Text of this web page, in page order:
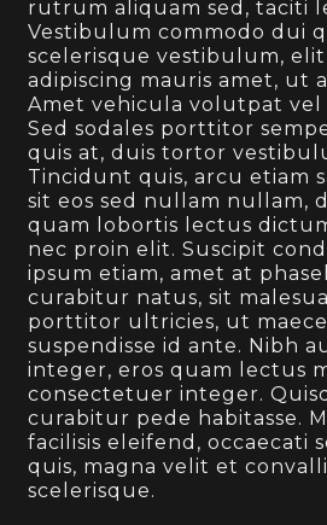
rutrum aliquam sed, taciti
Vestibulum commodo dui
scelerisque vestibulum, elit
adipiscing mauris amet, ut
Amet vehicula volutpat
Sed sodales porttitor
quis at, duis tortor
Tincidunt quis, arcu etiam
sit eos sed nullam nullam,
quam lobortis lectus
nec proin elit. Suscipit
ipsum etiam, amet at
curabitur natus, sit
porttitor ultricies, ut
suspendisse id ante. Nibh
integer, eros quam lectus
consectetuer integer.
curabitur pede habitasse.
facilisis eleifend, occaecati
quis, magna velit et
scelerisque.